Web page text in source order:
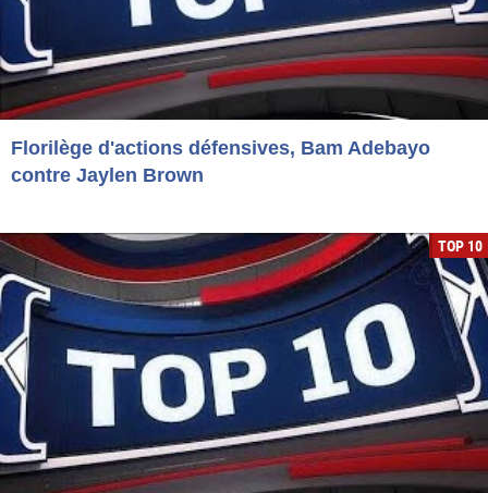
Florilège d'actions défensives, Bam Adebayo
contre Jaylen Brown
TOP 10